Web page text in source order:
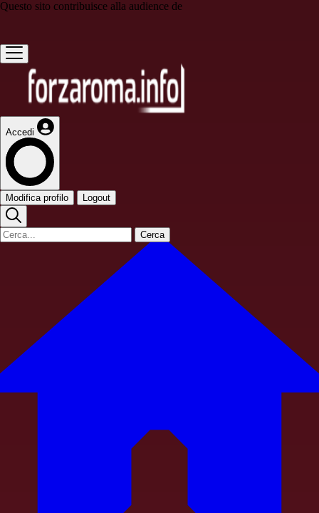
Questo sito contribuisce alla audience de
Accedi
Modifica profilo Logout
Cerca